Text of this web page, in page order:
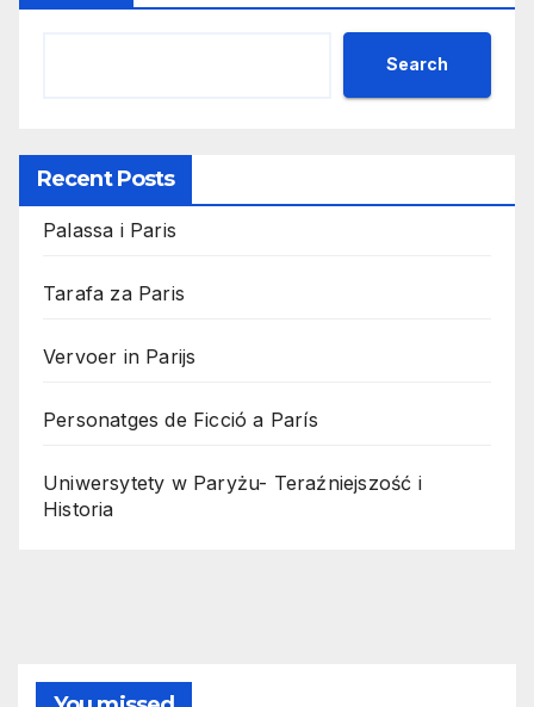
Search
Recent Posts
Palassa i Paris
Tarafa za Paris
Vervoer in Parijs
Personatges de Ficció a París
Uniwersytety w Paryżu- Teraźniejszość i
Historia